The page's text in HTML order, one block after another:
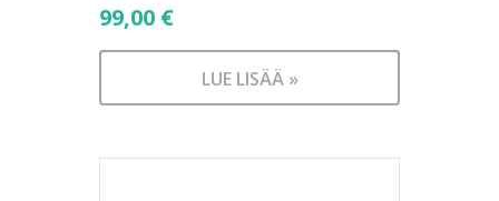
99,00 €
LUE LISÄÄ »